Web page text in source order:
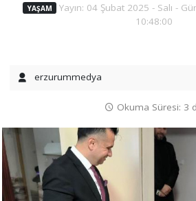
YAŞAM
Yayın: 04 Şubat 2025 - Salı -
10:48:00
erzurummedya
Okuma Süresi: 3